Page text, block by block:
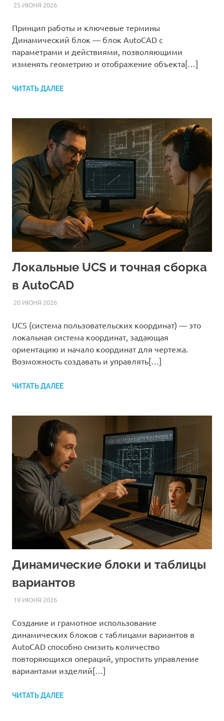
25 ИЮНЯ 2026AUTOCAD_RASS
СТАТЬИ
Принцип работы и ключевые термины
Динамический блок — блок AutoCAD с
параметрами и действиями, позволяющими
изменять геометрию и отображение объекта[…]
ЧИТАТЬ ДАЛЕЕ
Локальные UCS и точная сборка
в AutoCAD
20 ИЮНЯ 2026AUTOCAD_RASS
СТАТЬИ
UCS (система пользовательских координат) — это
локальная система координат, задающая
ориентацию и начало координат для чертежа.
Возможность создавать и управлять[…]
ЧИТАТЬ ДАЛЕЕ
Динамические блоки и таблицы
вариантов
19 ИЮНЯ 2026AUTOCAD_RASS
СТАТЬИ
Создание и грамотное использование
динамических блоков с таблицами вариантов в
AutoCAD способно снизить количество
повторяющихся операций, упростить управление
вариантами изделий[…]
ЧИТАТЬ ДАЛЕЕ